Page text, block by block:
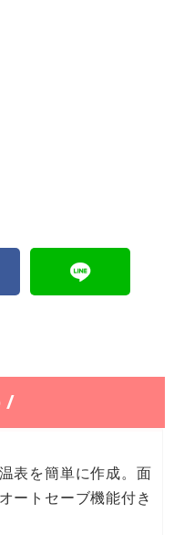
/
表を簡単に作成。面
ートセーブ機能付き